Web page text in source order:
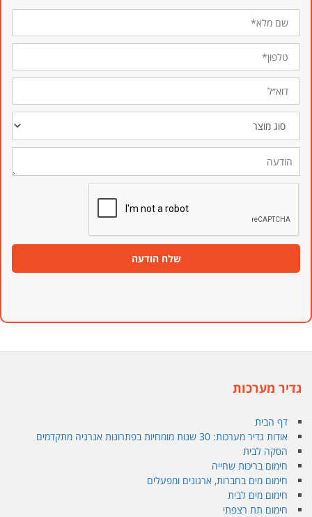
שם
מלא*
טלפון*
דוא״ל
סוג
מוצר
הודעה
שלח הודעה
גדיר מערכות
דף הבית
אודות גדיר מערכות: 30 שנות מומחיות בפתרונות אנרגיה מתקדמים
הסקה לבית
חימום בריכות שחייה
חימום מים בחברות, ארגונים ומפעלים
חימום מים לבית
חימום תת רצפתי